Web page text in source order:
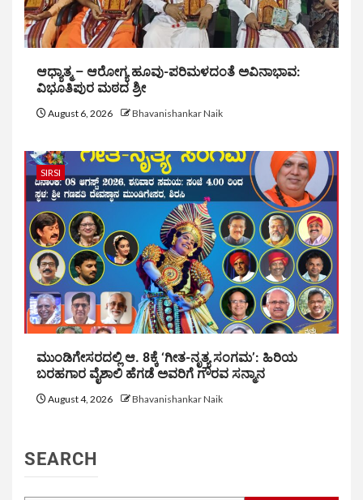
ಆಧ್ಯಾತ್ಮ – ಆರೋಗ್ಯ ಹೂವು-ಪರಿಮಳದಂತೆ ಅವಿನಾಭಾವ:
ವಿಭೂತಿಪುರ ಮಠದ ಶ್ರೀ
August 6, 2026 Bhavanishankar Naik
SIRSI
ಮುಂಡಿಗೇಸರದಲ್ಲಿ ಆ. 8ಕ್ಕೆ ‘ಗೀತ-ನೃತ್ಯ ಸಂಗಮ’: ಹಿರಿಯ
ಬರಹಗಾರ ವೈಶಾಲಿ ಹೆಗಡೆ ಅವರಿಗೆ ಗೌರವ ಸನ್ಮಾನ
August 4, 2026 Bhavanishankar Naik
SEARCH